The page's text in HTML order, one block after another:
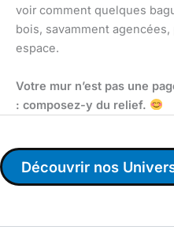
voir comment quelques
bois, savamment
espace.
Votre mur n’est pas une
: composez-y du relief.
Découvrir nos